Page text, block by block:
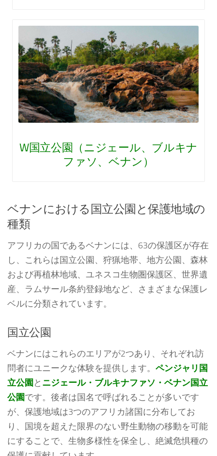
W国立公園（ニジェール、ブルキナ
ファソ、ベナン）
ベナンにおける国立公園と保護地域の
種類
アフリカの国であるベナンには、63の保護区が存在
し、これらは国立公園、狩猟地帯、地方公園、森林
および再植林地域、ユネスコ生物圏保護区、世界遺
産、ラムサール条約登録地など、さまざまな保護レ
ベルに分類されています。
国立公園
ベナンにはこれらのエリアが2つあり、それぞれ訪
問者にユニークな体験を提供します。 ペンジャリ国
立公園 と ニジェール・ブルキナファソ・ベナン国立
公園です。後者は国名で呼ばれることが多いです
が、保護地域は3つのアフリカ諸国に分布してお
り、国境を超えた限界のない野生動物の移動を可能
にすることで、生物多様性を保全し、絶滅危惧種の